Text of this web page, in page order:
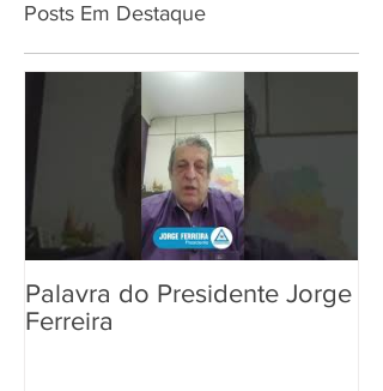
Posts Em Destaque
Palavra do Presidente Jorge
Ferreira